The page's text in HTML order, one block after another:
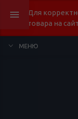
Для
товара на
МЕНЮ